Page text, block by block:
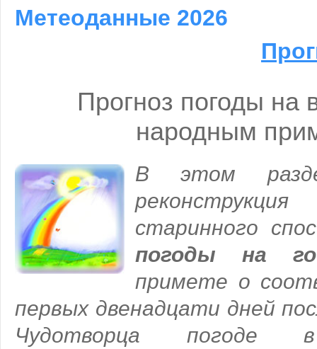
Метеоданные 2026
Прогноз погоды на
народным
В этом
старинного
погоды на
примете о
первых двенадцати дней
Чудотворца погоде